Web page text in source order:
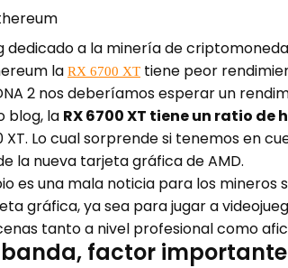
dedicado a la minería de
la RX 6700 XT tiene peor
2 nos deberíamos esperar un
blog, la RX 6700 XT tiene un ratio de
XT. Lo cual sorprende si tenemos en
la nueva tarjeta gráfica de AMD.
es una mala noticia para los
gráfica, ya sea para jugar a
tanto a nivel profesional como
banda, factor